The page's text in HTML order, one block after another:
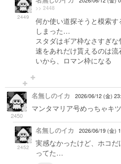
2449
>> 2448
何か使い道探そうと模索
しまった…
スタダはギア枠なさすぎ
速をあれだけ貰えるのは
いから、ロマン枠になる
2450
名無しのイカ 2026/06/12 (金)
マンタマリア号めっちゃキ
2452
名無しのイカ 2026/06/19 (金)
実感なかったけど、ホコ
ってた…